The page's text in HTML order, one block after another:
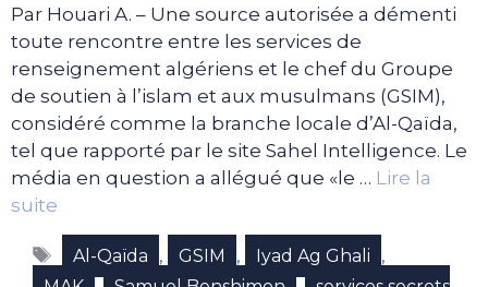
Par Houari A. – Une source autorisée a démenti
toute rencontre entre les services de
renseignement algériens et le chef du Groupe
de soutien à l’islam et aux musulmans (GSIM),
considéré comme la branche locale d’Al-Qaïda,
tel que rapporté par le site Sahel Intelligence. Le
média en question a allégué que «le … Lire la
suite
Étiquettes
Al-Qaïda , GSIM , Iyad Ag Ghali ,